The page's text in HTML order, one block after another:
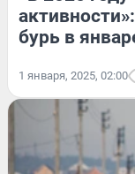
бурь в
1 января, 2025, 02:00